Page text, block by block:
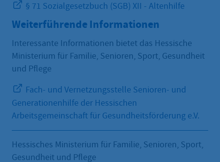
§ 71 Sozialgesetzbuch (SGB) XII - Altenhilfe
Weiterführende Informationen
Interessante Informationen bietet das Hessische
Ministerium für Familie, Senioren, Sport, Gesundheit
und Pflege
Fach- und Vernetzungsstelle Senioren- und
Generationenhilfe der Hessischen
Arbeitsgemeinschaft für Gesundheitsförderung e.V.
Hessisches Ministerium für Familie, Senioren, Sport,
Gesundheit und Pflege